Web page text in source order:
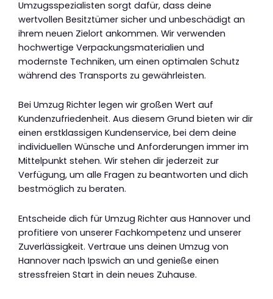
Umzugsspezialisten sorgt dafür, dass deine
wertvollen Besitztümer sicher und unbeschädigt an
ihrem neuen Zielort ankommen. Wir verwenden
hochwertige Verpackungsmaterialien und
modernste Techniken, um einen optimalen Schutz
während des Transports zu gewährleisten.
Bei Umzug Richter legen wir großen Wert auf
Kundenzufriedenheit. Aus diesem Grund bieten wir dir
einen erstklassigen Kundenservice, bei dem deine
individuellen Wünsche und Anforderungen immer im
Mittelpunkt stehen. Wir stehen dir jederzeit zur
Verfügung, um alle Fragen zu beantworten und dich
bestmöglich zu beraten.
Entscheide dich für Umzug Richter aus Hannover und
profitiere von unserer Fachkompetenz und unserer
Zuverlässigkeit. Vertraue uns deinen Umzug von
Hannover nach Ipswich an und genieße einen
stressfreien Start in dein neues Zuhause.